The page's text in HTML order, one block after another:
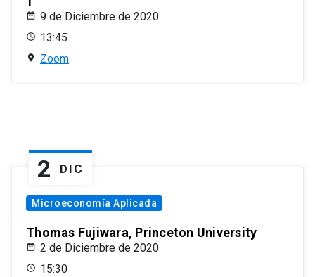
9 de Diciembre de 2020
13:45
Zoom
2 DIC
Microeconomía Aplicada
Thomas Fujiwara, Princeton University
2 de Diciembre de 2020
15:30